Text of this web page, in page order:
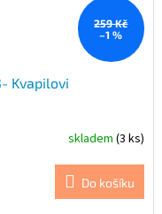
259 Kč
–1 %
Kvapilovi
skladem (3 ks)
Do košíku